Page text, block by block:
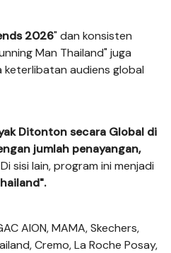
2026" dan konsisten
Man Thailand" juga
keterlibatan audiens global
Ditonton secara Global di
jumlah penayangan,
sisi lain, program ini menjadi
AION, MAMA, Skechers,
Cremo, La Roche Posay,